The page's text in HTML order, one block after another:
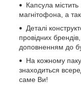
Капсула
магнітофона, а
Деталі
провідних
доповненням до
На кожному
знаходиться
саме Ви!